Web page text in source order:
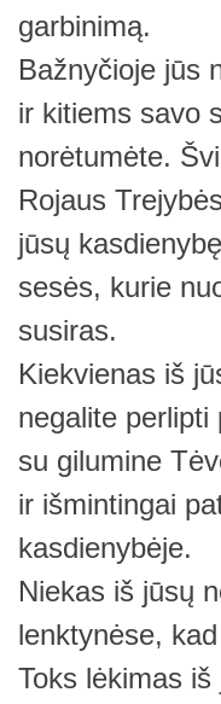
garbinimą.
Bažnyčioje jūs
ir kitiems savo
norėtumėte.
Rojaus
jūsų
sesės, kurie
susiras.
Kiekvienas iš
negalite perlipti
su gilumine
ir išmintingai
kasdienybėje.
Niekas iš jūsų
lenktynėse,
Toks lėkimas